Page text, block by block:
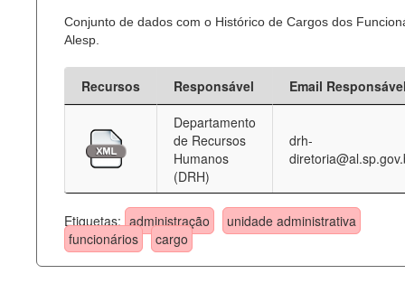
Planejamento
Catálogo de dados
Processo Legislativo
Administração
Legislação
Agenda
Perguntas frequentes
Conjunto de dados com o Histórico de Cargos dos
Alesp.
Recursos Responsável
Email
Departamento
de Recursos
Humanos
(DRH)
drh-
Etiquetas: administração
unidade administrativa
funcionários
cargo